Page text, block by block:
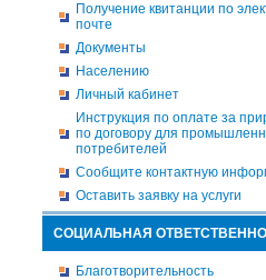
Получение квитанции по
почте
Документы
Населению
Личный кабинет
Инструкция по оплате за
по договору для
потребителей
Сообщите контактную
Оставить заявку на услуги
СОЦИАЛЬНАЯ
Благотворительность